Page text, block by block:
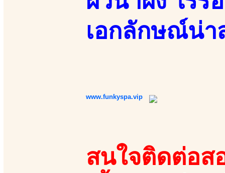
เอกลักษณ์น่า
www.funkyspa.vip
สนใจติดต่อส